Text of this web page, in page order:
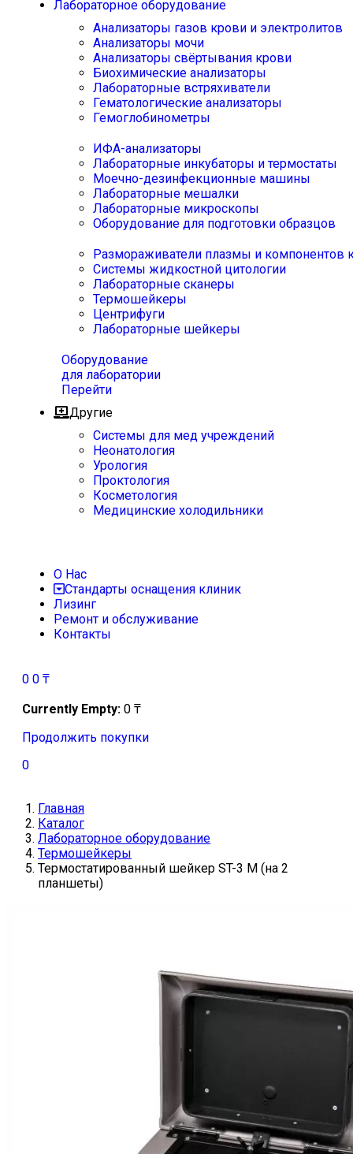
Лабораторное оборудование
Анализаторы газов крови и электролитов
Анализаторы мочи
Анализаторы свёртывания крови
Биохимические анализаторы
Лабораторные встряхиватели
Гематологические анализаторы
Гемоглобинометры
ИФА-анализаторы
Лабораторные инкубаторы и термостаты
Моечно-дезинфекционные машины
Лабораторные мешалки
Лабораторные микроскопы
Оборудование для подготовки образцов
Размораживатели плазмы и компонентов
Системы жидкостной цитологии
Лабораторные сканеры
Термошейкеры
Центрифуги
Лабораторные шейкеры
Оборудование
для лаборатории
Перейти
Другие
Системы для мед учреждений
Неонатология
Урология
Проктология
Косметология
Медицинские холодильники
О Нас
Стандарты оснащения клиник
Лизинг
Ремонт и обслуживание
Контакты
0 0 ₸
Currently Empty: 0 ₸
Продолжить покупки
0
Главная
Каталог
Лабораторное оборудование
Термошейкеры
Термостатированный шейкер ST-3 M (на 2
планшеты)